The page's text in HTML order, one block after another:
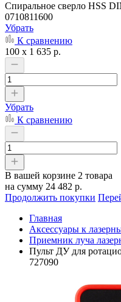
Cпиральное сверло HSS
0710811600
Убрать
К сравнению
100 x 1 635 р.
Убрать
К сравнению
В вашей корзине 2 товара
на сумму 24 482 р.
Продолжить покупки
Главная
Аксессуары к
Приемник луча
Пульт ДУ для
727090